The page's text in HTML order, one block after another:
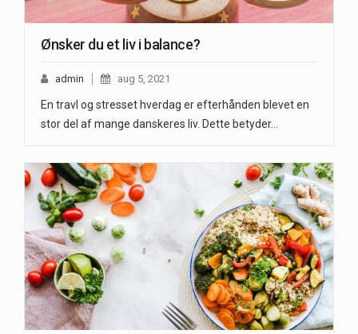
Ønsker du et liv i balance?
admin aug 5, 2021
En travl og stresset hverdag er efterhånden blevet en
stor del af mange danskeres liv. Dette betyder…